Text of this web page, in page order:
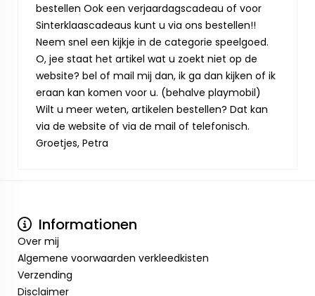
bestellen Ook een verjaardagscadeau of voor
Sinterklaascadeaus kunt u via ons bestellen!!
Neem snel een kijkje in de categorie speelgoed.
O, jee staat het artikel wat u zoekt niet op de
website? bel of mail mij dan, ik ga dan kijken of ik
eraan kan komen voor u. (behalve playmobil)
Wilt u meer weten, artikelen bestellen? Dat kan
via de website of via de mail of telefonisch.
Groetjes, Petra
Informationen
Over mij
Algemene voorwaarden verkleedkisten
Verzending
Disclaimer